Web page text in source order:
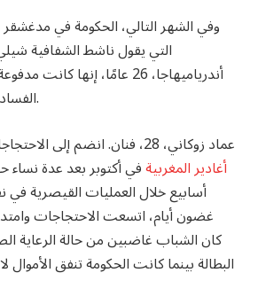
وفي الشهر التالي، الحكومة في مدغشقر
أندرياميهاجا، 26 عامًا،
الفساد بين النخب الحكومية.
عماد زوكاني، 28، فنان.
انضم إلى
أغادير المغربيةفي أكتوبر بعد عدة نساء
أسابيع خلال العمليات القيصرية
غضون أيام، اتسعت الاحتجاجات
كان الشباب غاضبين من حالة الرعاية
البطالة بينما كانت الحكومة تنفق